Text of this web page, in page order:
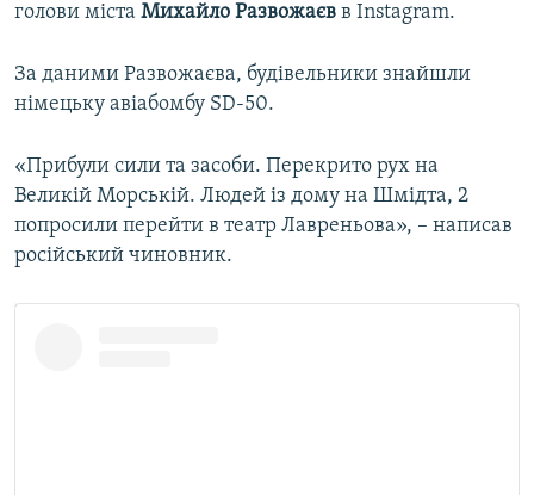
голови міста Михайло Развожаєв в Instagram.
За даними Развожаєва, будівельники знайшли
німецьку авіабомбу SD-50.
«Прибули сили та засоби. Перекрито рух на
Великій Морській. Людей із дому на Шмідта, 2
попросили перейти в театр Лавреньова», – написав
російський чиновник.